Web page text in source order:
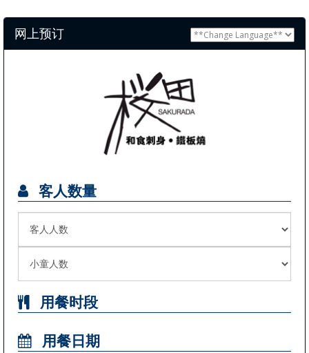
网上预订
客人数量
用餐时段
用餐日期